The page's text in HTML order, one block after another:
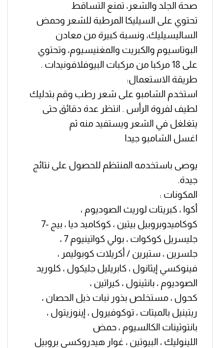
صحة الجلد والشعر، تمنع التساقط
تحتوي على السيليكا المرطبة للشعر وحمض
الساليسيليك، ونسبة كبيرة من معادن
البوتاسيوم والكبريت والمغنيسيوم، وتحتوي
على 18 مركبا من مركبات البيوفلافونيدات .
طريقة الاستعمال:
استخدم الشامبو على شعر رطب وقم بتدليك
لطيف لفروة الرأس . انتظر عدة دقائق حتى
يتغلغل في الشعر ويستفيد منه ثم
اغسل الشامبو جيدا
يوصى باستخدمه المنتظم للحصول على نتائج
جيدة.
المكونات :
أكوا ، كبريتات لوريث الصوديوم ،
كوكاميدوبروبيل بيتين ، كوكاميد ديا ، بيج -7
جليسريل كوكوات ، بولي كواتينيوم 7 ،
جلسرين ، ستيرين / أكريلات كوبوليمر ،
فينوكسي إيثانول ، كابريليل جليكول ، كلوريد
الصوديوم ، بانثينول ، كيراتين ،
كحول ، مستخلص بذور نبات ذيل الحصان ،
ريتينيل بالميتات ، توكوفيرول ، إينوزيتول ،
بانتوثينات الكالسيوم ، حمض
اللينوليك ، البيوتين ، غوار هيدروكسي بروبيل